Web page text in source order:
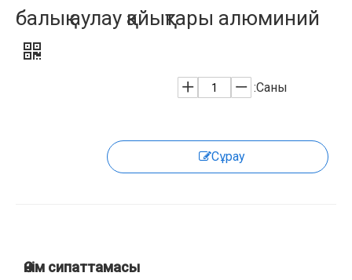
балық аулау қайықтары алюминий
Саны:
Сұрау
Өнім сипаттамасы